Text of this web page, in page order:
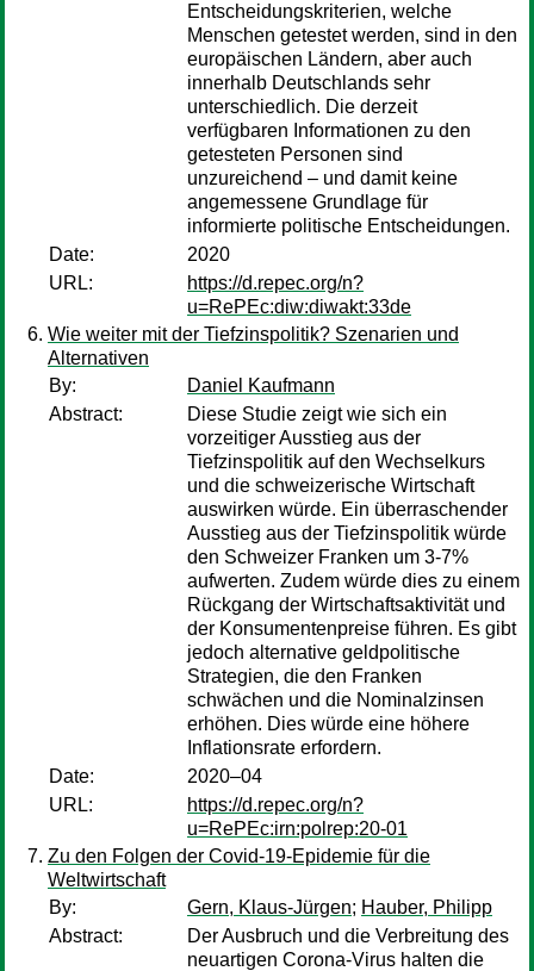
Entscheidungskriterien, welche
Menschen getestet werden, sind in den
europäischen Ländern, aber auch
innerhalb Deutschlands sehr
unterschiedlich. Die derzeit
verfügbaren Informationen zu den
getesteten Personen sind
unzureichend – und damit keine
angemessene Grundlage für
informierte politische Entscheidungen.
Date:
2020
URL:
https://d.repec.org/n?
u=RePEc:diw:diwakt:33de
Wie weiter mit der Tiefzinspolitik? Szenarien und
Alternativen
By:
Daniel Kaufmann
Abstract:
Diese Studie zeigt wie sich ein
vorzeitiger Ausstieg aus der
Tiefzinspolitik auf den Wechselkurs
und die schweizerische Wirtschaft
auswirken würde. Ein überraschender
Ausstieg aus der Tiefzinspolitik würde
den Schweizer Franken um 3-7%
aufwerten. Zudem würde dies zu einem
Rückgang der Wirtschaftsaktivität und
der Konsumentenpreise führen. Es gibt
jedoch alternative geldpolitische
Strategien, die den Franken
schwächen und die Nominalzinsen
erhöhen. Dies würde eine höhere
Inflationsrate erfordern.
Date:
2020–04
URL:
https://d.repec.org/n?
u=RePEc:irn:polrep:20-01
Zu den Folgen der Covid-19-Epidemie für die
Weltwirtschaft
By:
Gern, Klaus-Jürgen; Hauber, Philipp
Abstract:
Der Ausbruch und die Verbreitung des
neuartigen Corona-Virus halten die